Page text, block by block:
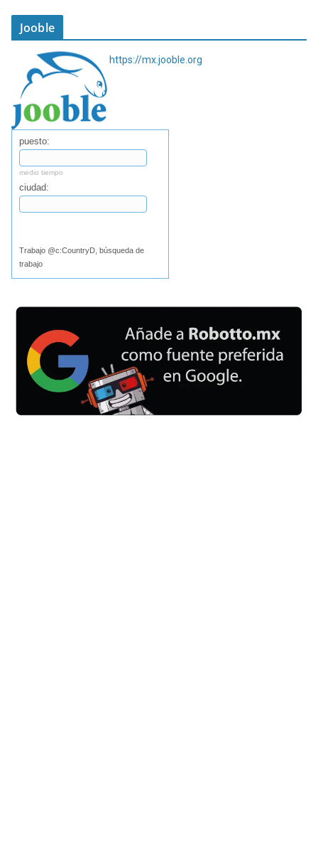
Jooble
https://mx.jooble.org
puesto:
medio tiempo
ciudad:
Trabajo @c:CountryD, búsqueda de
trabajo